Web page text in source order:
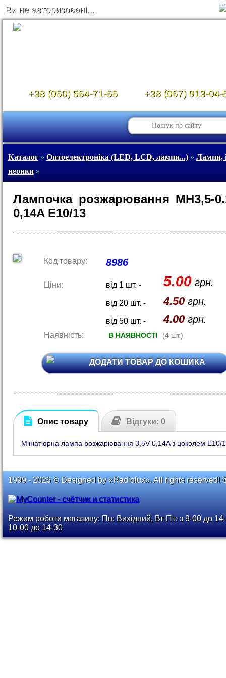
Ви не авторизовані...
+38 (050) 564-71-55 +38 (067) 913-04-
Каталог» Оптоелектроніка (LED, LCD, лампи...)» Лампи,
неонки»
Лампочка розжарювання МН3,5-
0,14A Е10/13
Код товару: 8986
Ціни: від 1 шт. - 5.00грн.
від 20 шт. - 4.50грн.
від 50 шт. - 4.00грн.
Наявність: В НАЯВНОСТІ (4 шт.)
ДОДАТИ ТОВАР ДО КОШИКА
Опис товару Відгуки: 0
Мініатюрна лампа розжарювання 3,5V 0,14A з цоколем Е10/
1999 - 2026 © Designed by «Radiolux». All rights reserved!
Режим роботи магазину: Пн: Вихідний, Вт-Пт: з 9-00 до
10-00 до 14-30